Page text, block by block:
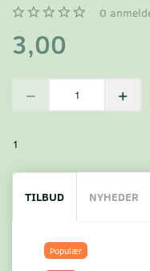
0
3,00
1
TILBUD NYHEDER
Populær